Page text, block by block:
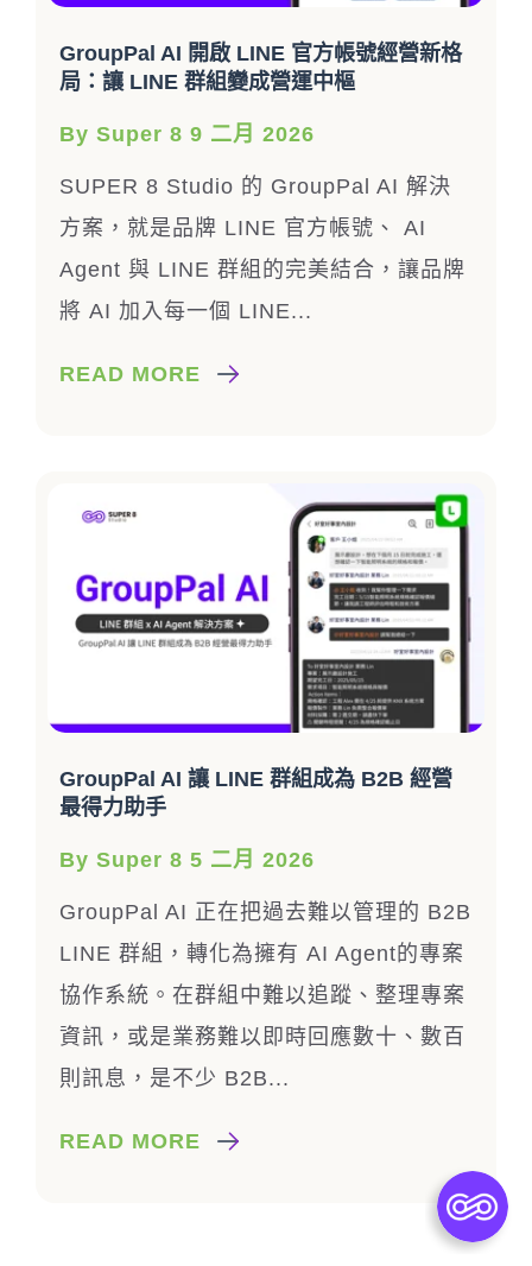
GroupPal AI 開啟 LINE 官方帳號經營新格
局：讓 LINE 群組變成營運中樞
By Super 8 9 二月 2026
SUPER 8 Studio 的 GroupPal AI 解決
方案，就是品牌 LINE 官方帳號、 AI
Agent 與 LINE 群組的完美結合，讓品牌
將 AI 加入每一個 LINE...
READ MORE
GroupPal AI 讓 LINE 群組成為 B2B 經營
最得力助手
By Super 8 5 二月 2026
GroupPal AI 正在把過去難以管理的 B2B
LINE 群組，轉化為擁有 AI Agent的專案
協作系統。在群組中難以追蹤、整理專案
資訊，或是業務難以即時回應數十、數百
則訊息，是不少 B2B...
READ MORE